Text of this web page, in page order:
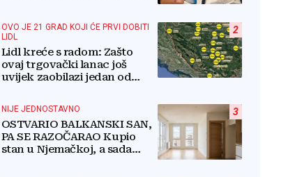
2
OVO JE 21 GRAD KOJI ĆE PRVI DOBITI
LIDL
Lidl kreće s radom: Zašto
ovaj trgovački lanac još
uvijek zaobilazi jedan od
3
NIJE JEDNOSTAVNO
OSTVARIO BALKANSKI SAN,
PA SE RAZOČARAO Kupio
stan u Njemačkoj, a sada